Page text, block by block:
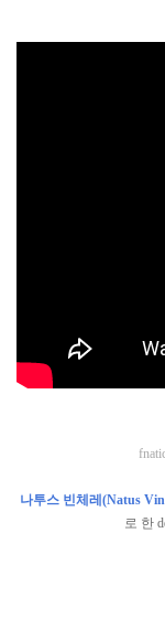
나투스 빈체레(Natus
로 한